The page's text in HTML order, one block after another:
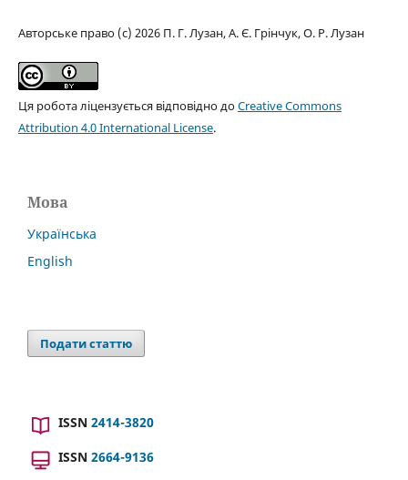
Авторське право (c) 2026 П. Г. Лузан, А. Є. Грінчук, О. Р. Лузан
Ця робота ліцензується відповідно доCreative Commons
Attribution 4.0 International License.
Мова
Українська
English
Подати статтю
ISSN 2414-3820
ISSN 2664-9136